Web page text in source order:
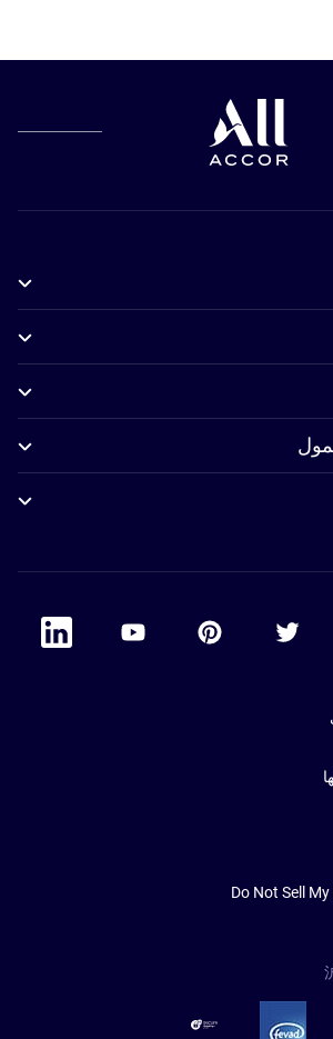
Accor Twitter
Accor Pinterest
Accor Youtube
Linkedin
Do Not Sell